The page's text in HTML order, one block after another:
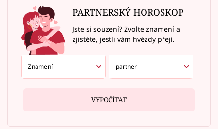
PARTNERSKÝ HOROSKOP
Jste si souzení? Zvolte znamení a
zjistěte, jestli vám hvězdy přejí.
VYPOČÍTAT